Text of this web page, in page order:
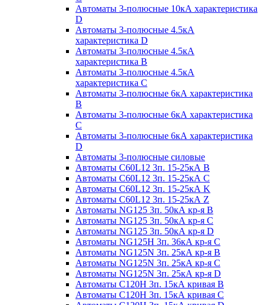
Автоматы 3-полюсные 10кА характеристика
D
Автоматы 3-полюсные 4.5кА
характеристика D
Автоматы 3-полюсные 4.5кА
характеристика В
Автоматы 3-полюсные 4.5кА
характеристика С
Автоматы 3-полюсные 6кА характеристика
B
Автоматы 3-полюсные 6кА характеристика
C
Автоматы 3-полюсные 6кА характеристика
D
Автоматы 3-полюсные силовые
Автоматы C60L12 3п. 15-25кА B
Автоматы C60L12 3п. 15-25кА C
Автоматы C60L12 3п. 15-25кА K
Автоматы C60L12 3п. 15-25кА Z
Автоматы NG125 3п. 50кА кр-я B
Автоматы NG125 3п. 50кА кр-я C
Автоматы NG125 3п. 50кА кр-я D
Автоматы NG125H 3п. 36кА кр-я C
Автоматы NG125N 3п. 25кА кр-я B
Автоматы NG125N 3п. 25кА кр-я C
Автоматы NG125N 3п. 25кА кр-я D
Автоматы С120Н 3п. 15кА кривая B
Автоматы С120Н 3п. 15кА кривая C